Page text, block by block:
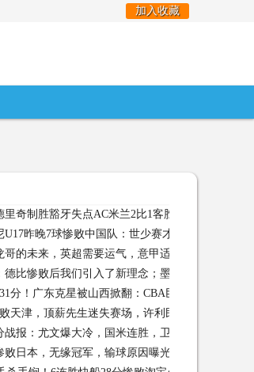
加入收藏
里奇制胜豁牙失点AC米兰2比1客胜比萨
U17昨晚7球惨败中国队：世少赛才输巴西4球
哥的未来，英超需要运气，意甲适合新手教练
德比惨败后我们引入了新理念；墨尔本城也有破绽
分！广东克星被山西掀翻：CBA巨人杀手塌房了？
天津，顶薪先生迷失赛场，许利民却发现了意外
战报：尤文爆大冷，国米连胜，卫冕冠军险胜
败日本，无缘冠军，输球原因曝光，5人表现太拉